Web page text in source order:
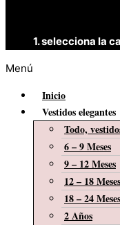
1. selecciona la
Menú
Inicio
Vestidos elegantes
Todo,
6 – 9 Meses
9 – 12 Meses
12 – 18 Meses
18 – 24 Meses
2 Años